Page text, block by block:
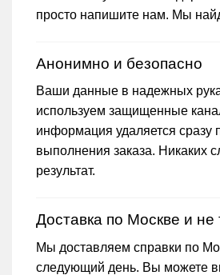
просто напишите нам. Мы
Анонимно и безопасно
Ваши данные в надежных
используем защищенные
информация удаляется сразу
выполнения заказа. Никаких
результат.
Доставка по Москве и не
Мы доставляем справки по
следующий день. Вы можете